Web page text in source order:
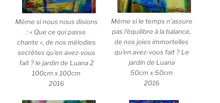
Même si nous nous disions
: « Que ce qui passe
chante », de nos mélodies
secrètes qu’en avez-vous
fait ? le jardin de Luana 2
100cm x 100cm
2016
Même si le temps n’assure
pas l’équilibre à la balance,
de nos joies immortelles
qu’en avez-vous fait ? Le
jardin de Luana
50cm x 50cm
2016